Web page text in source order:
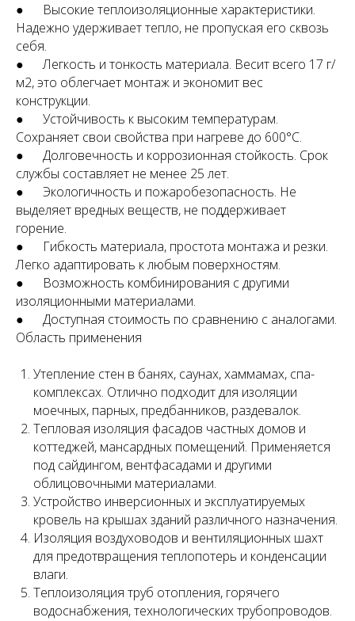
● Высокие теплоизоляционные характеристики.
Надежно удерживает тепло, не пропуская его сквозь
себя.
● Легкость и тонкость материала. Весит всего 17 г/
м2, это облегчает монтаж и экономит вес
конструкции.
● Устойчивость к высоким температурам.
Сохраняет свои свойства при нагреве до 600°С.
● Долговечность и коррозионная стойкость. Срок
службы составляет не менее 25 лет.
● Экологичность и пожаробезопасность. Не
выделяет вредных веществ, не поддерживает
горение.
● Гибкость материала, простота монтажа и резки.
Легко адаптировать к любым поверхностям.
● Возможность комбинирования с другими
изоляционными материалами.
● Доступная стоимость по сравнению с аналогами.
Область применения
Утепление стен в банях, саунах, хаммамах, спа-
комплексах. Отлично подходит для изоляции
моечных, парных, предбанников, раздевалок.
Тепловая изоляция фасадов частных домов и
коттеджей, мансардных помещений. Применяется
под сайдингом, вентфасадами и другими
облицовочными материалами.
Устройство инверсионных и эксплуатируемых
кровель на крышах зданий различного назначения.
Изоляция воздуховодов и вентиляционных шахт
для предотвращения теплопотерь и конденсации
влаги.
Теплоизоляция труб отопления, горячего
водоснабжения, технологических трубопроводов.